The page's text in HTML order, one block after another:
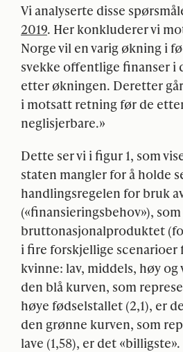
Vi analyserte disse
2019. Her konkluderer vi
Norge vil en varig økning i
svekke offentlige finanser i
etter økningen. Deretter
i motsatt retning før de
neglisjerbare.»
Dette ser vi i figur 1, som
staten mangler for å holde
handlingsregelen for bruk
(«finansieringsbehov»),
bruttonasjonalproduktet
i fire forskjellige scenarioer
kvinne: lav, middels, høy og
den blå kurven, som
høye fødselstallet (2,1), er
den grønne kurven, som
lave (1,58), er det «billigste».